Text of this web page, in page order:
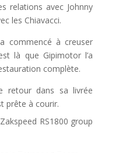
relations avec Johnny
les Chiavacci.
commencé à creuser
là que Gipimotor l’a
complète.
retour dans sa livrée
prête à courir.
RS1800 group